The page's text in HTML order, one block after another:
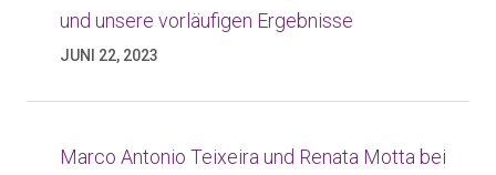
und unsere vorläufigen Ergebnisse
JUNI 22, 2023
Marco Antonio Teixeira und Renata Motta bei